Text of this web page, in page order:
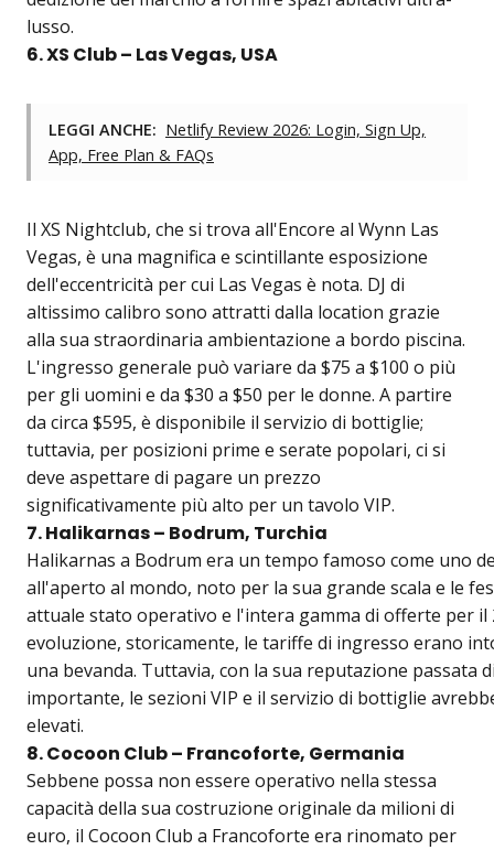
lusso.
6. XS Club – Las Vegas, USA
LEGGI ANCHE: Netlify Review 2026: Login, Sign Up,
App, Free Plan & FAQs
Il XS Nightclub, che si trova all'Encore al Wynn Las
Vegas, è una magnifica e scintillante esposizione
dell'eccentricità per cui Las Vegas è nota. DJ di
altissimo calibro sono attratti dalla location grazie
alla sua straordinaria ambientazione a bordo piscina.
L'ingresso generale può variare da $75 a $100 o più
per gli uomini e da $30 a $50 per le donne. A partire
da circa $595, è disponibile il servizio di bottiglie;
tuttavia, per posizioni prime e serate popolari, ci si
deve aspettare di pagare un prezzo
significativamente più alto per un tavolo VIP.
7. Halikarnas – Bodrum, Turchia
Halikarnas a Bodrum era un tempo famoso come uno
all'aperto al mondo, noto per la sua grande scala e le
attuale stato operativo e l'intera gamma di offerte per il
evoluzione, storicamente, le tariffe di ingresso erano
una bevanda. Tuttavia, con la sua reputazione passata
importante, le sezioni VIP e il servizio di bottiglie
elevati.
8. Cocoon Club – Francoforte, Germania
Sebbene possa non essere operativo nella stessa
capacità della sua costruzione originale da milioni di
euro, il Cocoon Club a Francoforte era rinomato per